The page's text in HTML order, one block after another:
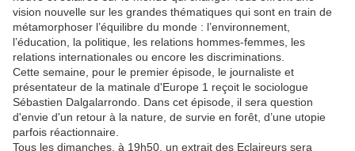
vision nouvelle sur les grandes thématiques qui sont en train de
métamorphoser l’équilibre du monde : l’environnement,
l’éducation, la politique, les relations hommes-femmes, les
relations internationales ou encore les discriminations.
Cette semaine, pour le premier épisode, le journaliste et
présentateur de la matinale d'Europe 1 reçoit le sociologue
Sébastien Dalgalarrondo. Dans cet épisode, il sera question
d'envie d'un retour à la nature, de survie en forêt, d’une utopie
parfois réactionnaire.
Tous les dimanches, à 19h50, un extrait des Eclaireurs sera